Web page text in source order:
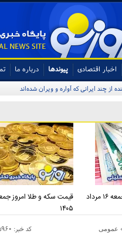
اخبار اقتصادی پیوندها درباره ما
از چند ایرانی که آواره و ویران شده‌اند
قیمت دلار و یورو امروز جمعه ۱۶ مرداد
۱۴۰۵
عمومی کد خبر: